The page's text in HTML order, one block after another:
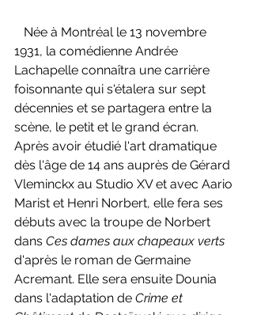
1931, la comédienne Andrée
Lachapelle connaîtra une carrière
foisonnante qui s'étalera sur sept
décennies et se partagera entre la
scène, le petit et le grand écran.
Après avoir étudié l'art dramatique
dès l'âge de 14 ans auprès de Gérard
Vleminckx au Studio XV et avec Aario
Marist et Henri Norbert, elle fera ses
débuts avec la troupe de Norbert
dans Ces dames aux chapeaux verts
d'après le roman de Germaine
Acremant. Elle sera ensuite Dounia
dans l'adaptation de Crime et